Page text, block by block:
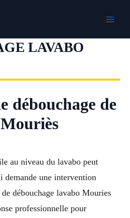
LAVABO
débouchage de
au niveau du lavabo peut
demande une intervention
débouchage lavabo Mouries
professionnelle pour